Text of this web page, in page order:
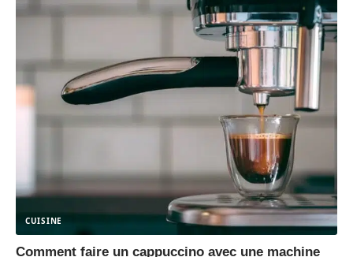
CUISINE
Comment faire un cappuccino avec une machine